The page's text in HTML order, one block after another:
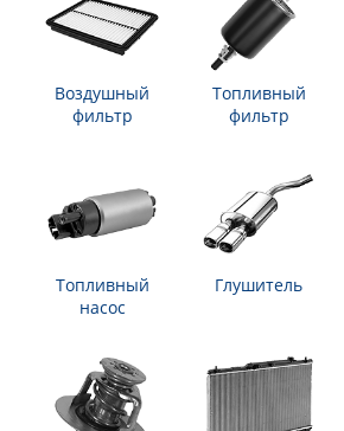
Воздушный
фильтр
Топливный
фильтр
Топливный
насос
Глушитель